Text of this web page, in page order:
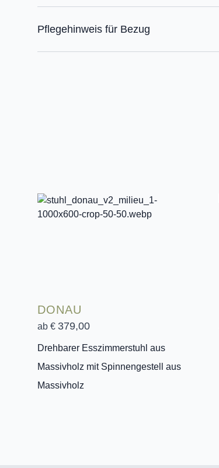
Pflegehinweis für Bezug
DONAU
ab € 379,00
Drehbarer Esszimmerstuhl aus
Massivholz mit Spinnengestell aus
Massivholz